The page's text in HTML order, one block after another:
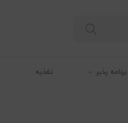
پذیر تغذیه